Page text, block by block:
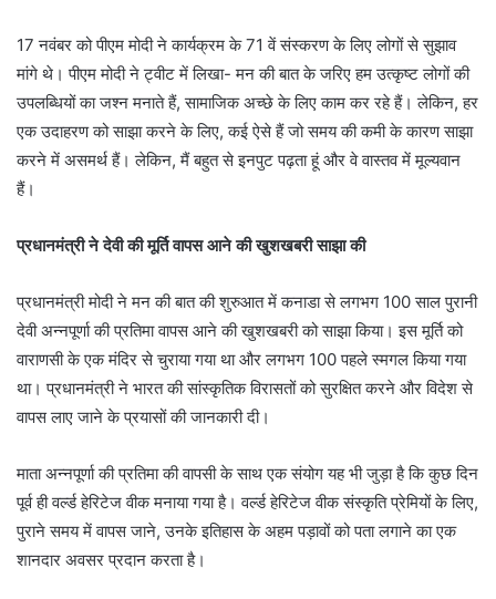
17 नवंबर को पीएम मोदी ने कार्यक्रम के 71 वें संस्करण के लिए लोगों से सुझाव
मांगे थे। पीएम मोदी ने ट्वीट में लिखा- मन की बात के जरिए हम उत्कृष्ट लोगों की
उपलब्धियों का जश्न मनाते हैं, सामाजिक अच्छे के लिए काम कर रहे हैं। लेकिन, हर
एक उदाहरण को साझा करने के लिए, कई ऐसे हैं जो समय की कमी के कारण साझा
करने में असमर्थ हैं। लेकिन, मैं बहुत से इनपुट पढ़ता हूं और वे वास्तव में मूल्यवान
हैं।
प्रधानमंत्री ने देवी की मूर्ति वापस आने की खुशखबरी साझा की
प्रधानमंत्री मोदी ने मन की बात की शुरुआत में कनाडा से लगभग 100 साल पुरानी
देवी अन्नपूर्णा की प्रतिमा वापस आने की खुशखबरी को साझा किया। इस मूर्ति को
वाराणसी के एक मंदिर से चुराया गया था और लगभग 100 पहले स्मगल किया गया
था। प्रधानमंत्री ने भारत की सांस्कृतिक विरासतों को सुरक्षित करने और विदेश से
वापस लाए जाने के प्रयासों की जानकारी दी।
माता अन्नपूर्णा की प्रतिमा की वापसी के साथ एक संयोग यह भी जुड़ा है कि कुछ दिन
पूर्व ही वर्ल्ड हेरिटेज वीक मनाया गया है। वर्ल्ड हेरिटेज वीक संस्कृति प्रेमियों के लिए,
पुराने समय में वापस जाने, उनके इतिहास के अहम पड़ावों को पता लगाने का एक
शानदार अवसर प्रदान करता है।